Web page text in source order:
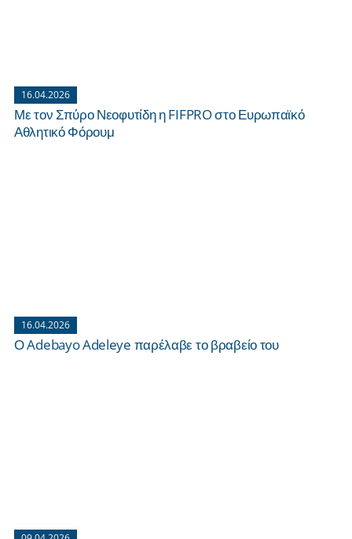
16.04.2026
Με τον Σπύρο Νεοφυτίδη η FIFPRO στο Ευρωπαϊκό
Αθλητικό Φόρουμ
16.04.2026
Ο Adebayo Adeleye παρέλαβε το βραβείο του